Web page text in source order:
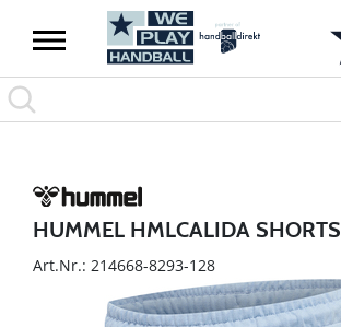
HUMMEL HMLCALIDA SHORTS
Art.Nr.: 214668-8293-128